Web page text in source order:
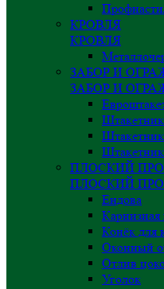
КРОВЛЯ
КРОВЛЯ
ЗАБОР И
ЗАБОР И
ПЛОСКИЙ
ПЛОСКИЙ
Ендова
Карнизная
Конёк для
Оконный
Отлив
Уголок